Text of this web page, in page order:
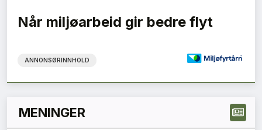
Når miljøarbeid gir bedre flyt
ANNONSØRINNHOLD
MENINGER